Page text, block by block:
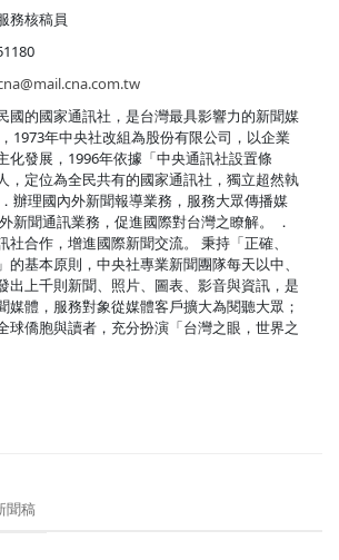
務核稿員
國的國家通訊社，是台灣最具影響力的新聞媒
1973年中央社改組為股份有限公司，以企業
化發展，1996年依據「中央通訊社設置條
，定位為全民共有的國家通訊社，獨立超然執
辦理國內外新聞報導業務，服務大眾傳播媒
新聞通訊業務，促進國際對台灣之瞭解。 ．
社合作，增進國際新聞交流。 秉持「正確、
的基本原則，中央社專業新聞團隊每天以中、
出上千則新聞、照片、圖表、影音與資訊，是
媒體，服務對象從媒體客戶擴大為閱聽大眾；
球僑胞與讀者，充分扮演「台灣之眼，世界之
聞稿